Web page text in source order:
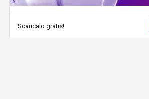
Scaricalo gratis!